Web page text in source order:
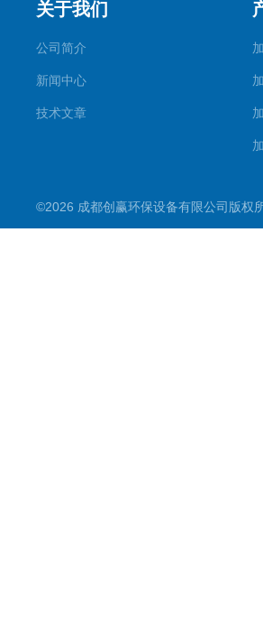
关于我们
公司简介
新闻中心
技术文章
©2026 成都创赢环保设备有限公司版